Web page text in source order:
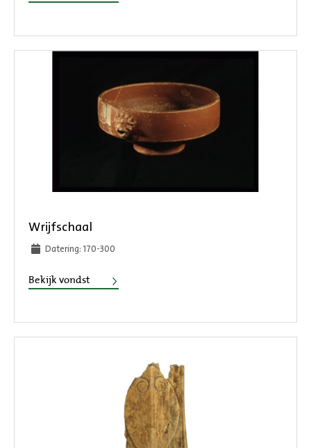
Wrijfschaal
Datering: 170-300
Bekijk vondst Wrijfschaal